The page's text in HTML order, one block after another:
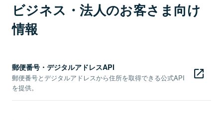
ビジネス・法人のお客さま向け
情報
郵便番号・デジタルアドレスAPI
郵便番号とデジタルアドレスから住所を取得できる公式API
を提供。